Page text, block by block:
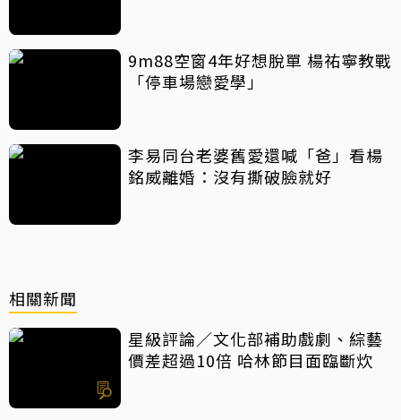
9m88空窗4年好想脫單 楊祐寧教戰
「停車場戀愛學」
李易同台老婆舊愛還喊「爸」看楊
銘威離婚：沒有撕破臉就好
相關新聞
星級評論／文化部補助戲劇、綜藝
價差超過10倍 哈林節目面臨斷炊